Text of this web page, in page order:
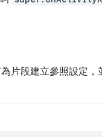
片段建立參照設定，